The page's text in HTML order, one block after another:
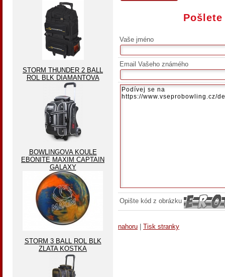
Vaše jméno
Email Vašeho známého
Opište kód z obrázku
nahoru | Tisk stranky
STORM THUNDER 2 BALL
ROL BLK DIAMANTOVA
BOWLINGOVA KOULE
EBONITE MAXIM CAPTAIN
GALAXY
STORM 3 BALL ROL BLK
ZLATA KOSTKA